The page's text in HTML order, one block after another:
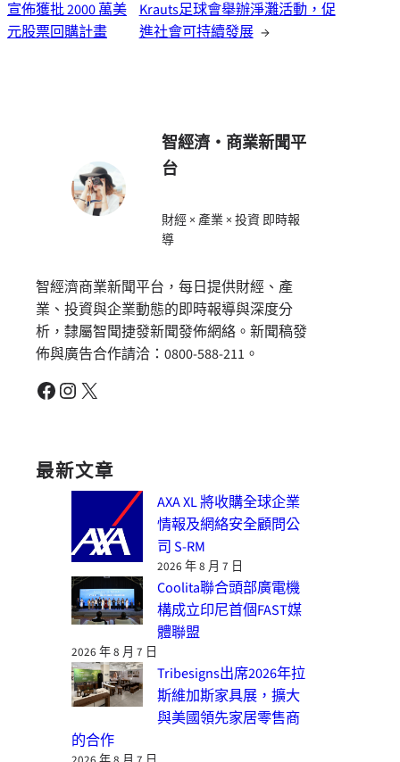
宣佈獲批 2000 萬美
元股票回購計畫
Krauts足球會舉辦淨灘活動，促
進社會可持續發展 →
智經濟・商業新聞平
台
財經 × 產業 × 投資 即時報
導
智經濟商業新聞平台，每日提供財經、產
業、投資與企業動態的即時報導與深度分
析，隸屬智聞捷發新聞發佈網絡。新聞稿發
佈與廣告合作請洽：0800-588-211。
Facebook Instagram X
最新文章
AXA XL 將收購全球企業
情報及網絡安全顧問公
司 S-RM
2026 年 8 月 7 日
Coolita聯合頭部廣電機
構成立印尼首個FAST媒
體聯盟
2026 年 8 月 7 日
Tribesigns出席2026年拉
斯維加斯家具展，擴大
與美國領先家居零售商
的合作